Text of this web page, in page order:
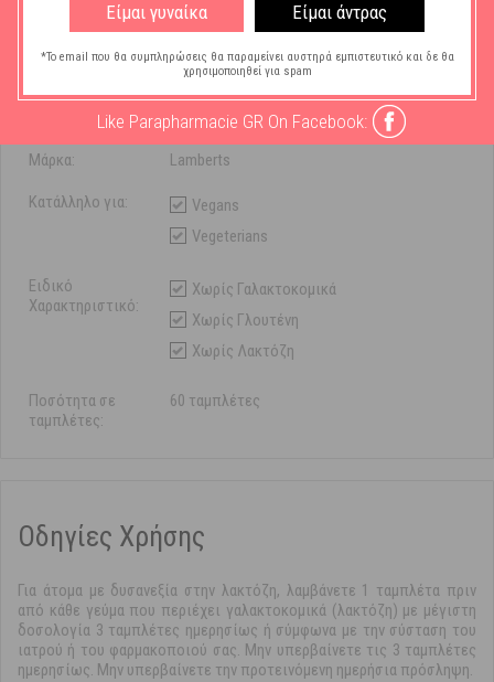
Χαρακτηριστικά
Μάρκα: Lamberts
Κατάλληλο για:
Vegans
Vegeterians
Ειδικό
Χαρακτηριστικό:
Χωρίς Γαλακτοκομικά
Χωρίς Γλουτένη
Χωρίς Λακτόζη
Ποσότητα σε
ταμπλέτες:
60 ταμπλέτες
Οδηγίες Χρήσης
Για άτομα με δυσανεξία στην λακτόζη, λαμβάνετε 1 ταμπλέτα πριν
από κάθε γεύμα που περιέχει γαλακτοκομικά (λακτόζη) με μέγιστη
δοσολογία 3 ταμπλέτες ημερησίως ή σύμφωνα με την σύσταση του
ιατρού ή του φαρμακοποιού σας. Μην υπερβαίνετε τις 3 ταμπλέτες
ημερησίως. Μην υπερβαίνετε την προτεινόμενη ημερήσια πρόσληψη.
Είμαι γυναίκα Είμαι άντρας
*Το email που θα συμπληρώσεις θα παραμείνει αυστηρά εμπιστευτικό και δε θα
χρησιμοποιηθεί για spam
Like Parapharmacie GR On Facebook: